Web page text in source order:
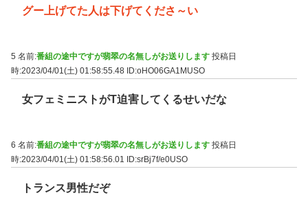
グー上げてた人は下げてくださ～い
5 名前:番組の途中ですが翡翠の名無しがお送りします 投稿日
時:2023/04/01(土) 01:58:55.48 ID:oHO06GA1MUSO
女フェミニストがT迫害してくるせいだな
6 名前:番組の途中ですが翡翠の名無しがお送りします 投稿日
時:2023/04/01(土) 01:58:56.01 ID:srBj7f/e0USO
トランス男性だぞ